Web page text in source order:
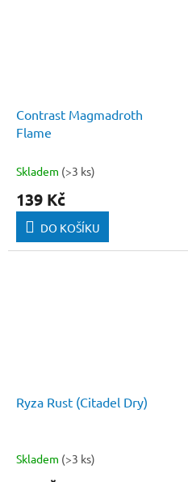
Contrast Magmadroth
Flame
Skladem (>3 ks)
139 Kč
DO KOŠÍKU
Ryza Rust (Citadel Dry)
Skladem (>3 ks)